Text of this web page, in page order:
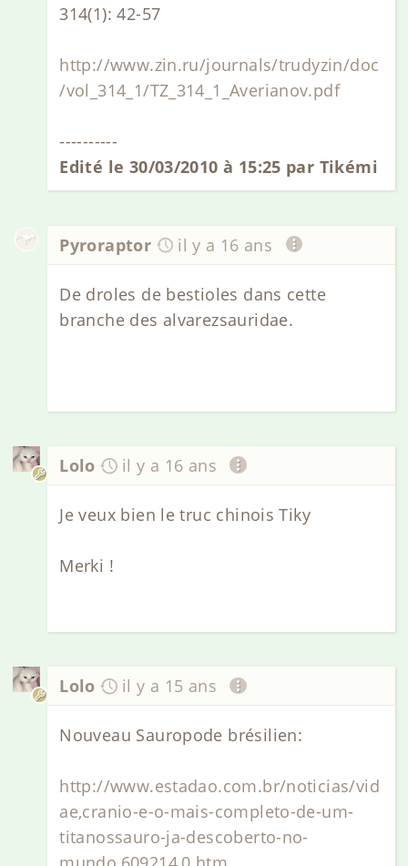
314(1): 42-57
http://www.zin.ru/journals/trudyzin/doc
/vol_314_1/TZ_314_1_Averianov.pdf
----------
Edité le 30/03/2010 à 15:25 par Tikémi
Pyroraptor il y a 16 ans
De droles de bestioles dans cette
branche des alvarezsauridae.
Lolo il y a 16 ans
Je veux bien le truc chinois Tiky
Merki !
Lolo il y a 15 ans
Nouveau Sauropode brésilien:
http://www.estadao.com.br/noticias/vid
ae,cranio-e-o-mais-completo-de-um-
titanossauro-ja-descoberto-no-